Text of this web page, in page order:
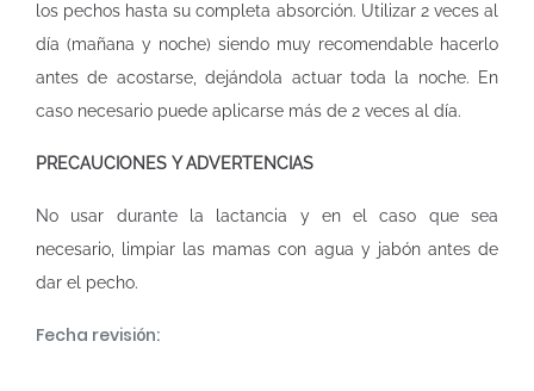
los pechos hasta su completa absorción. Utilizar 2 veces al
día (mañana y noche) siendo muy recomendable hacerlo
antes de acostarse, dejándola actuar toda la noche. En
caso necesario puede aplicarse más de 2 veces al día.
PRECAUCIONES Y ADVERTENCIAS
No usar durante la lactancia y en el caso que sea
necesario, limpiar las mamas con agua y jabón antes de
dar el pecho.
Fecha revisión: